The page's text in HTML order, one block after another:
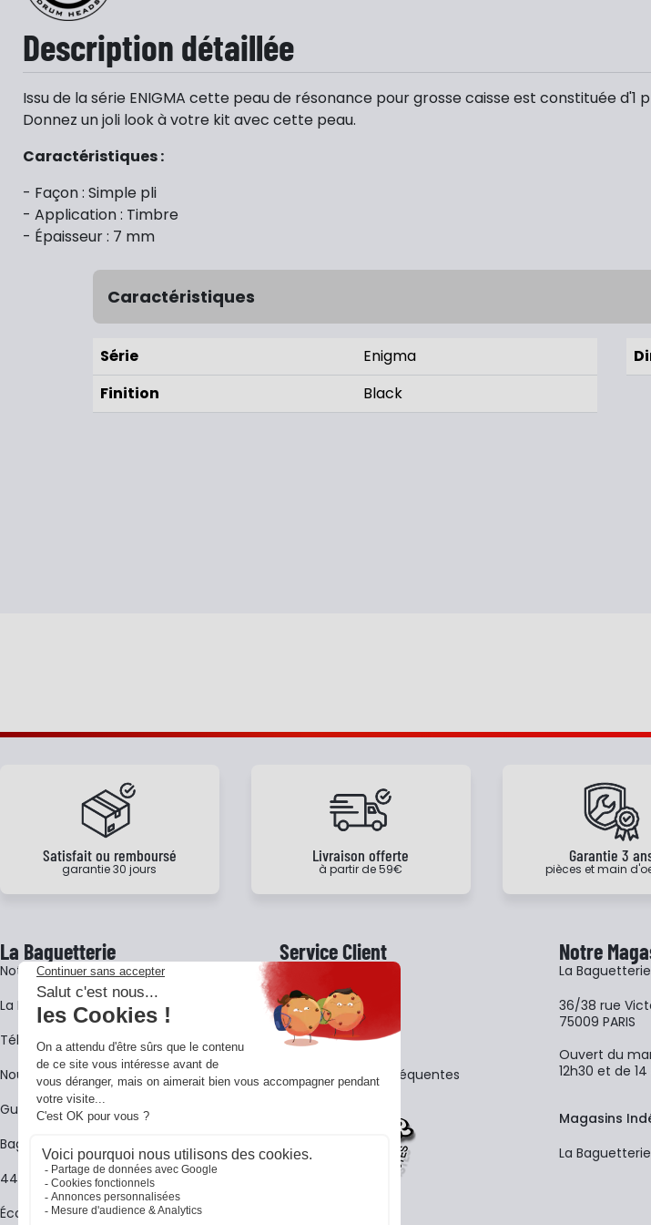
Description détaillée
Issu de la série ENIGMA cette peau de résonance pour grosse caisse est constituée
Donnez un joli look à votre kit avec cette peau.
Caractéristiques :
- Façon : Simple pli
- Application : Timbre
- Épaisseur : 7 mm
Caractéristiques
Série
Enigma
Finition
Black
Satisfait ou remboursé
garantie 30 jours
Livraison offerte
à partir de 59€
Garantie 3
pièces et main
La Baguetterie
Notre histoire
La BagShow
​Télécharger le catalogue
Nous contacter
Guides La Baguetterie
Baguetterie Shop Online
44 ans de rencontres
Écoles
Service Client
Garantie 3 ans
CGV
FAQ - Questions Fréquentes
Notre
La
36/38 rue
75009 PARIS
Ouvert du
12h30 et de 14
Magasins
La